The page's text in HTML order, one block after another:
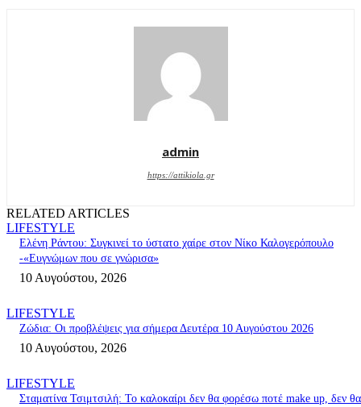
admin
https://attikiola.gr
RELATED ARTICLES
LIFESTYLE
Ελένη Ράντου: Συγκινεί το ύστατο χαίρε στον Νίκο Καλογερόπουλο
-«Ευγνώμων που σε γνώρισα»
10 Αυγούστου, 2026
LIFESTYLE
Ζώδια: Οι προβλέψεις για σήμερα Δευτέρα 10 Αυγούστου 2026
10 Αυγούστου, 2026
LIFESTYLE
Σταματίνα Τσιμτσιλή: Το καλοκαίρι δεν θα φορέσω ποτέ make up, δεν θα